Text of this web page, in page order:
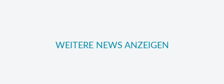
WEITERE NEWS ANZEIGEN